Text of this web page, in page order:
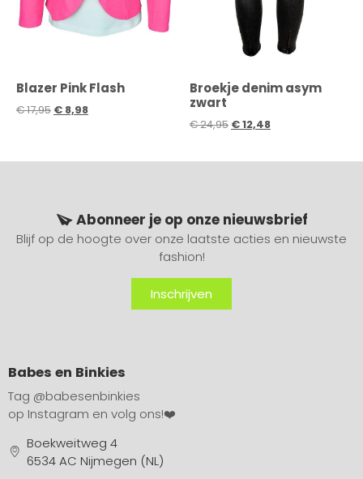
Blazer Pink Flash
€17,95 € 8,98
Broekje denim asym
zwart
€24,95 €12,48
Abonneer je op onze nieuwsbrief
Blijf op de hoogte over onze laatste acties en nieuwste
fashion!
Inschrijven
Babes en Binkies
Tag @babesenbinkies
op Instagram en volg ons!❤️
Boekweitweg 4
6534 AC Nijmegen (NL)